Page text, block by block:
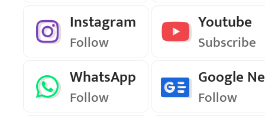
Instagram
Follow
Youtube
Subscribe
WhatsApp
Follow
Google
Follow